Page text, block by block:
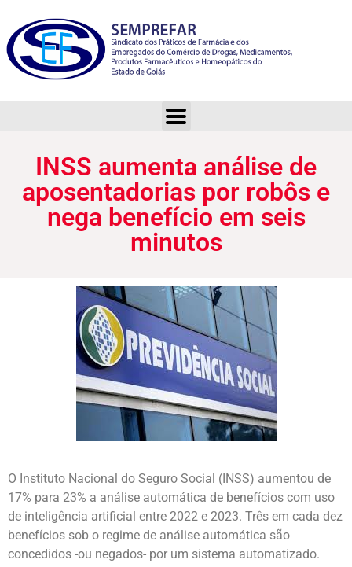
INSS aumenta análise de
aposentadorias por robôs e
nega benefício em seis
minutos
O Instituto Nacional do Seguro Social (INSS) aumentou de
17% para 23% a análise automática de benefícios com uso
de inteligência artificial entre 2022 e 2023. Três em cada dez
benefícios sob o regime de análise automática são
concedidos -ou negados- por um sistema automatizado.